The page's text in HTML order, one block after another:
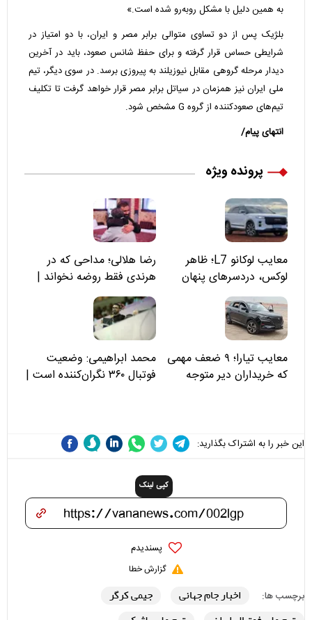
به همین دلیل با مشکل روبه‌رو شده است.»
بلژیک پس از دو تساوی متوالی برابر مصر و ایران، با دو امتیاز در
شرایطی حساس قرار گرفته و برای حفظ شانس صعود، باید در آخرین
دیدار مرحله گروهی مقابل نیوزیلند به پیروزی برسد. در سوی دیگر، تیم
ملی ایران نیز همزمان در سیاتل برابر مصر قرار خواهد گرفت تا تکلیف
تیم‌های صعودکننده از گروه G مشخص شود.
انتهای پیام/
پرونده ویژه
معایب لوکانو L7؛ ظاهر
لوکس، دردسرهای پنهان
رضا هلالی؛ مداحی که در
هرندی فقط روضه نخواند |
مسئولان «تکیه‌گاه آقا مرتضی
علی(ع)» را جدی‌تر ببینند
معایب تیارا؛ ۹ ضعف مهمی
که خریداران دیر متوجه
محمد ابراهیمی: وضعیت
فوتبال ۳۶۰ نگران‌کننده است |
این خبر را به اشتراک بگذارید:
کپی لینک
پسندیدم
گزارش خطا
برچسب ها: اخبار جام جهانی
جیمی کرگر